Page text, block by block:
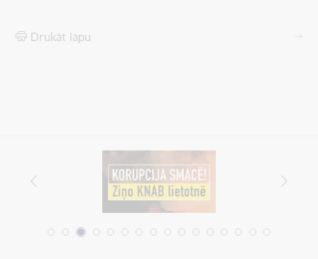
Drukāt lapu